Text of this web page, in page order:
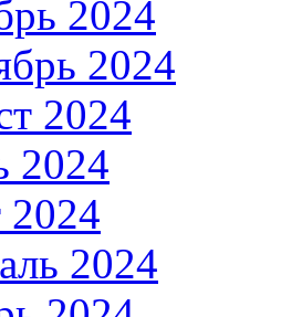
2024
2024
2024
2024
2024